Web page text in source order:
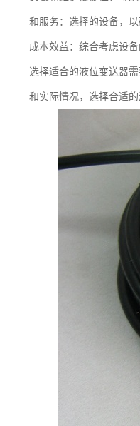
和服务：选择的设备，
成本效益：综合考虑设
选择适合的液位变送器
和实际情况，选择合适